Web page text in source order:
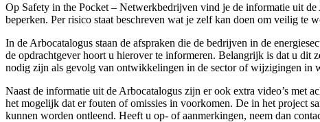
Op Safety in the Pocket – Netwerkbedrijven vind je de informatie uit
beperken. Per risico staat beschreven wat je zelf kan doen om veilig
In de Arbocatalogus staan de afspraken die de bedrijven in de
de opdrachtgever hoort u hierover te informeren. Belangrijk is dat u dit
nodig zijn als gevolg van ontwikkelingen in de sector of wijzigingen in
Naast de informatie uit de Arbocatalogus zijn er ook extra video’s met
het mogelijk dat er fouten of omissies in voorkomen. De in het project
kunnen worden ontleend. Heeft u op- of aanmerkingen, neem dan